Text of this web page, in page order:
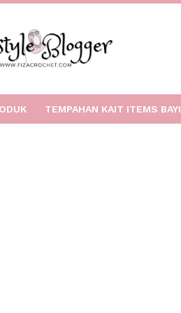
TEMPAHAN KAIT ITEMS BAYI